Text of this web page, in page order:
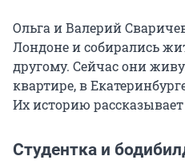
Ольга и Валерий
Лондоне и собирались
другому. Сейчас они
квартире, в
Их историю рассказывает
Студентка и